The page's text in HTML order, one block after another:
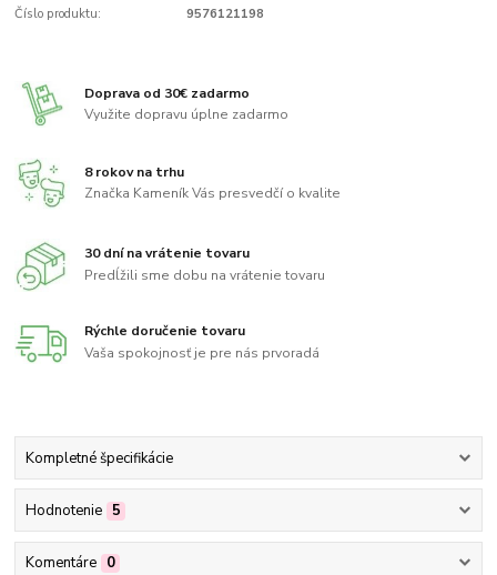
Číslo produktu: 9576121198
Doprava od 30€ zadarmo
Využite dopravu úplne zadarmo
8 rokov na trhu
Značka Kameník Vás presvedčí o kvalite
30 dní na vrátenie tovaru
Predĺžili sme dobu na vrátenie tovaru
Rýchle doručenie tovaru
Vaša spokojnosť je pre nás prvoradá
Kompletné špecifikácie
Hodnotenie 5
Komentáre 0